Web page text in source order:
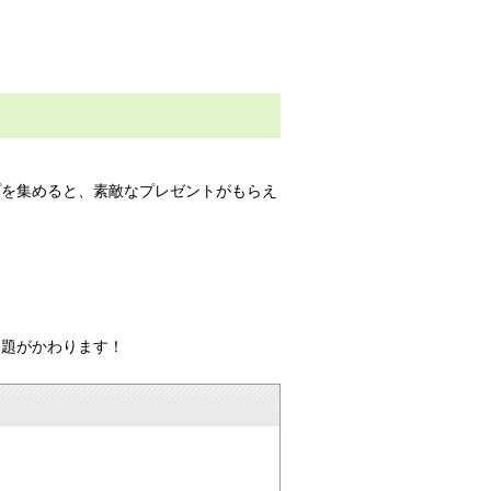
集めると、素敵なプレゼントがもらえ
がかわります！